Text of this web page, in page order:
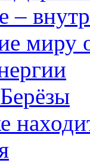
–
миру